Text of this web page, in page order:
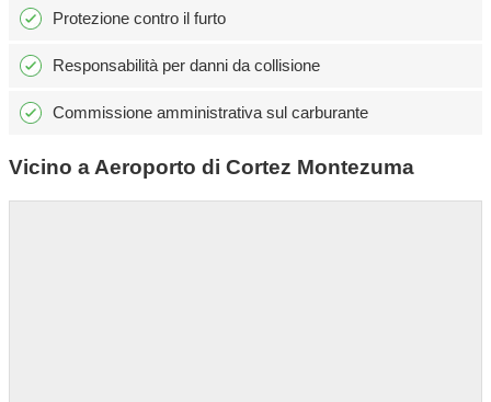
Protezione contro il furto
Responsabilità per danni da collisione
Commissione amministrativa sul carburante
Vicino a Aeroporto di Cortez Montezuma